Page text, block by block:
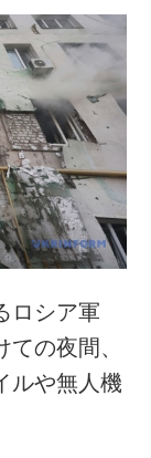
ロシア軍
の夜間、
ルや無人機